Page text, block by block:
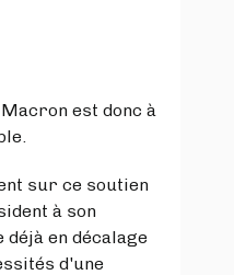
est donc à
sur ce soutien
à son
en décalage
d'une